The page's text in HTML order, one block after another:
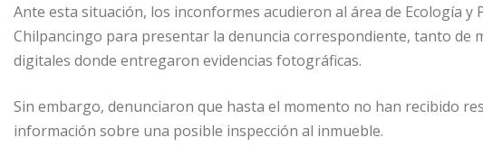
Ante esta situación, los inconformes acudieron al área de Ecología y
Chilpancingo para presentar la denuncia correspondiente, tanto de
digitales donde entregaron evidencias fotográficas.
Sin embargo, denunciaron que hasta el momento no han recibido
información sobre una posible inspección al inmueble.